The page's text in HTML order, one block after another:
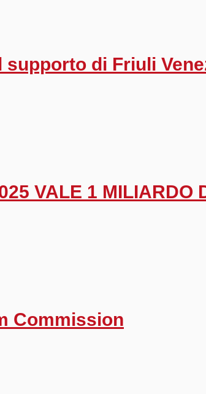
supporto di Friuli
VALE 1 MILIARDO
Commission